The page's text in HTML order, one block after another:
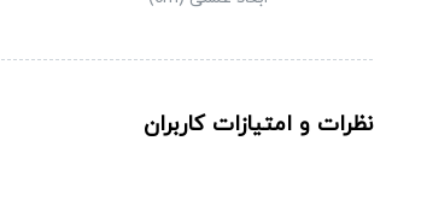
نظرات و امتیازات کاربران